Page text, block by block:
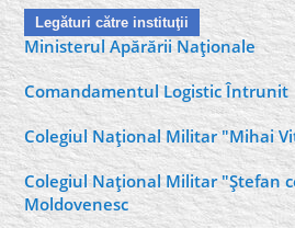
Legături către instituţii
Ministerul Apărării Naţionale
Comandamentul Logistic Întrunit
Colegiul Naţional Militar "Mihai
Colegiul Naţional Militar "Ştefan
Moldovenesc